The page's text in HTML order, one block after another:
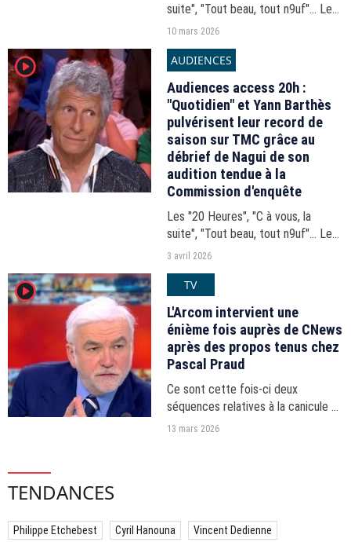
suite", "Tout beau, tout n9uf"... Les
audiences du 20h-21h du lundi 9
10 mars 2026
player2 AUDIENCES
Audiences access 20h :
"Quotidien" et Yann Barthès
pulvérisent leur record de
saison sur TMC grâce au
débrief de Nagui de son
audition tendue à la
Commission d'enquête
Les "20 Heures", "C à vous, la
suite", "Tout beau, tout n9uf"... Les
audiences du 20h-21h du jeudi 2
3 avril 2026
player2 TV
L'Arcom intervient une
énième fois auprès de CNews
après des propos tenus chez
Pascal Praud
Ce sont cette fois-ci deux
séquences relatives à la canicule et
à la climatisation qui avaient fait
13 mars 2026
TENDANCES
Philippe Etchebest Cyril Hanouna Vincent Dedienne